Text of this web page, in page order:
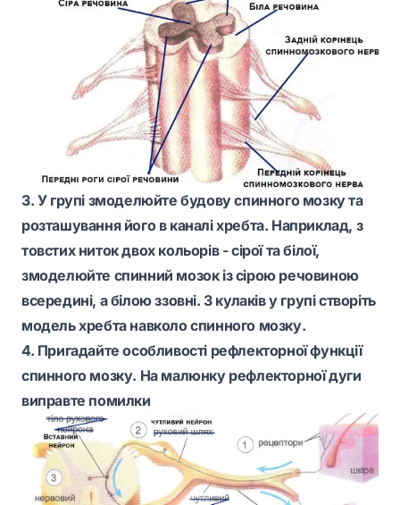
З. У групі змоделюйте будову спинного мозку та
розташування його в каналі хребта. Наприклад, з
товстих ниток двох кольорів - сірої та білої,
змоделюйте спинний мозок із сірою речовиною
всередині, а білою ззовні. З кулаків у групі створіть
модель хребта навколо спинного мозку.
4. Пригадайте особливості рефлекторної функції
спинного мозку. На малюнку рефлекторної дуги
виправте помилки